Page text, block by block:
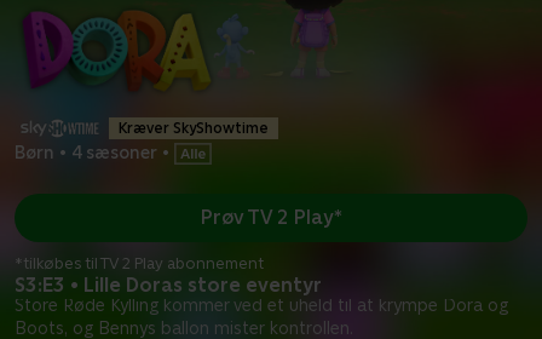
Kræver SkyShowtime
Børn • 4 sæsoner •
S3:E3 • Lille Doras store eventyr
Store Røde Kylling kommer ved et uheld til at krympe Dora og
Boots, og Bennys ballon mister kontrollen.
Prøv TV 2 Play*
*tilkøbes til TV 2 Play abonnement